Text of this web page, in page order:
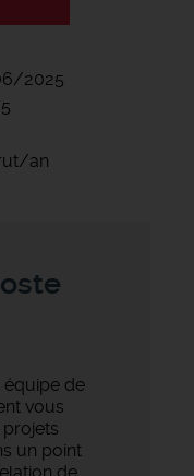
2025
an
équipe de
vous
un point